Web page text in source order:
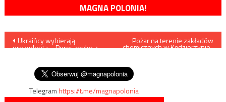
MAGNA POLONIA!
Nawigacja
Ukraińcy wybierają
prezydenta – Poroszenko z
Pożar na terenie zakładów
chemicznych w Kędzierzynie-
Telegramhttps://t.me/magnapolonia